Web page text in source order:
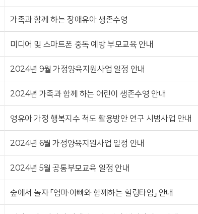
가족과 함께 하는 장애유아 생존수영
미디어 및 스마트폰 중독 예방 부모교육 안내
2024년 9월 가정양육지원사업 일정 안내
2024년 가족과 함께 하는 어린이 생존수영 안내
영유아 가정 행복지수 척도 활용방안 연구 시범사업 안내
2024년 6월 가정양육지원사업 일정 안내
2024년 5월 공통부모교육 일정 안내
숲에서 놀자 「엄마·아빠와 함께하는 힐링타임」 안내